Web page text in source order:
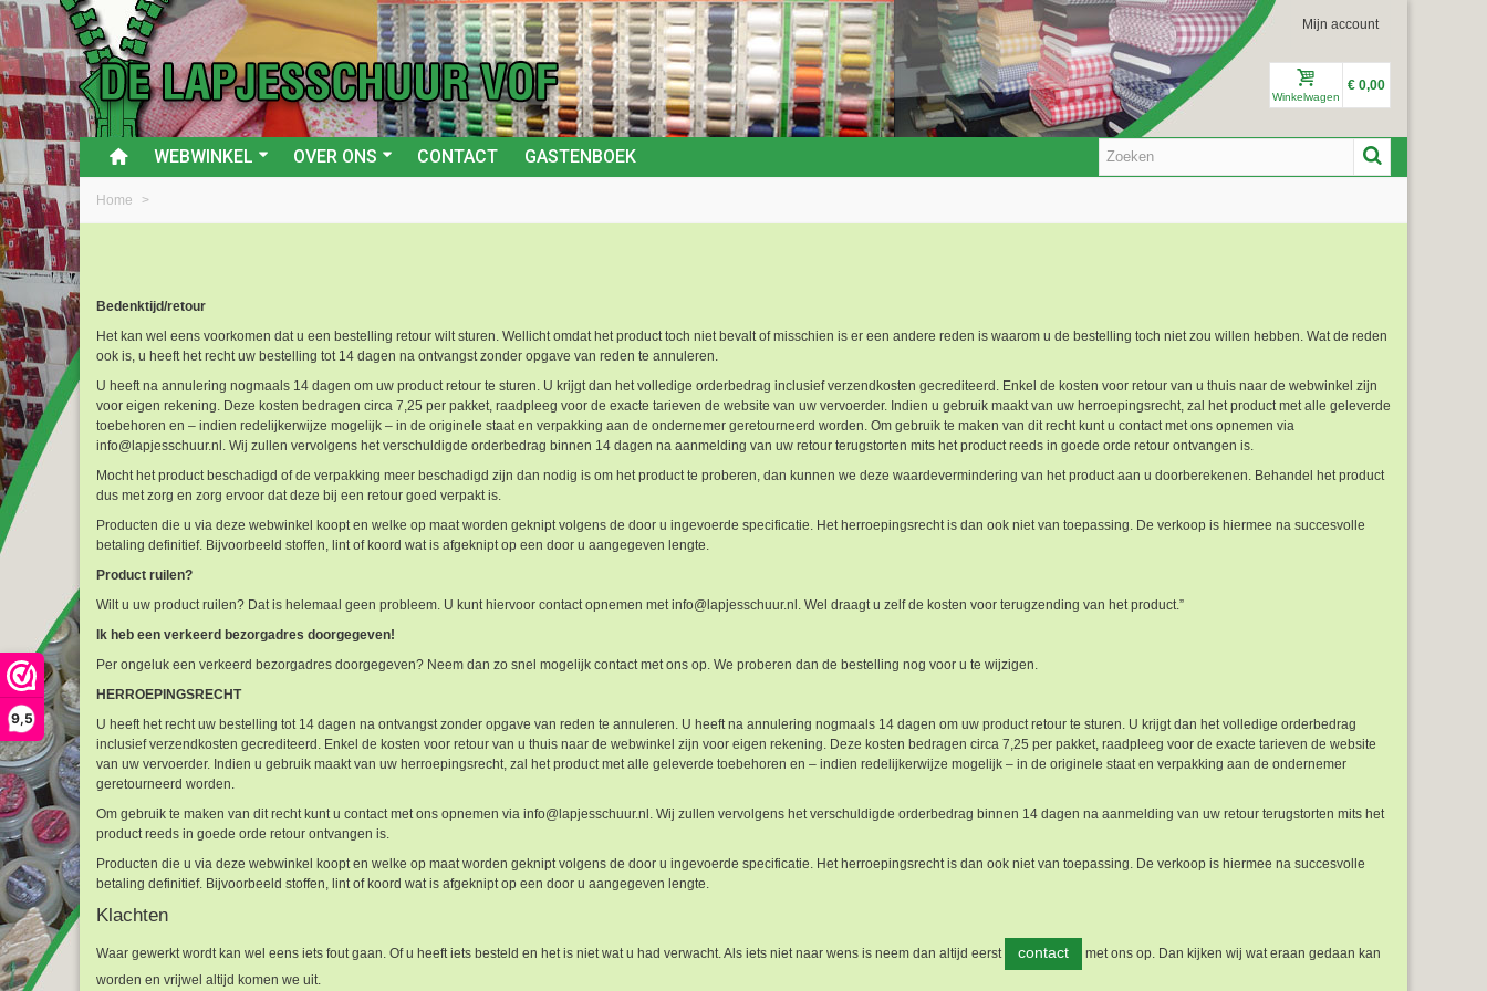
9,5
Mijn account
Winkelwagen
€ 0,00
WEBWINKEL OVER ONS CONTACT GASTENBOEK
Home >
Bedenktijd/retour
Het kan wel eens voorkomen dat u een bestelling retour wilt sturen. Wellicht omdat het product toch niet bevalt of misschien is er een andere reden is waarom u de bestelling toch niet zou willen hebben. Wat de reden
ook is, u heeft het recht uw bestelling tot 14 dagen na ontvangst zonder opgave van reden te annuleren.
U heeft na annulering nogmaals 14 dagen om uw product retour te sturen. U krijgt dan het volledige orderbedrag inclusief verzendkosten gecrediteerd. Enkel de kosten voor retour van u thuis naar de webwinkel zijn
voor eigen rekening. Deze kosten bedragen circa 7,25 per pakket, raadpleeg voor de exacte tarieven de website van uw vervoerder. Indien u gebruik maakt van uw herroepingsrecht, zal het product met alle geleverde
toebehoren en – indien redelijkerwijze mogelijk – in de originele staat en verpakking aan de ondernemer geretourneerd worden. Om gebruik te maken van dit recht kunt u contact met ons opnemen via
info@lapjesschuur.nl. Wij zullen vervolgens het verschuldigde orderbedrag binnen 14 dagen na aanmelding van uw retour terugstorten mits het product reeds in goede orde retour ontvangen is.
Mocht het product beschadigd of de verpakking meer beschadigd zijn dan nodig is om het product te proberen, dan kunnen we deze waardevermindering van het product aan u doorberekenen. Behandel het product
dus met zorg en zorg ervoor dat deze bij een retour goed verpakt is.
Producten die u via deze webwinkel koopt en welke op maat worden geknipt volgens de door u ingevoerde specificatie. Het herroepingsrecht is dan ook niet van toepassing. De verkoop is hiermee na succesvolle
betaling definitief. Bijvoorbeeld stoffen, lint of koord wat is afgeknipt op een door u aangegeven lengte.
Product ruilen?
Wilt u uw product ruilen? Dat is helemaal geen probleem. U kunt hiervoor contact opnemen met info@lapjesschuur.nl. Wel draagt u zelf de kosten voor terugzending van het product.”
Ik heb een verkeerd bezorgadres doorgegeven!
Per ongeluk een verkeerd bezorgadres doorgegeven? Neem dan zo snel mogelijk contact met ons op. We proberen dan de bestelling nog voor u te wijzigen.
HERROEPINGSRECHT
U heeft het recht uw bestelling tot 14 dagen na ontvangst zonder opgave van reden te annuleren. U heeft na annulering nogmaals 14 dagen om uw product retour te sturen. U krijgt dan het volledige orderbedrag
inclusief verzendkosten gecrediteerd. Enkel de kosten voor retour van u thuis naar de webwinkel zijn voor eigen rekening. Deze kosten bedragen circa 7,25 per pakket, raadpleeg voor de exacte tarieven de website
van uw vervoerder. Indien u gebruik maakt van uw herroepingsrecht, zal het product met alle geleverde toebehoren en – indien redelijkerwijze mogelijk – in de originele staat en verpakking aan de ondernemer
geretourneerd worden.
Om gebruik te maken van dit recht kunt u contact met ons opnemen via info@lapjesschuur.nl. Wij zullen vervolgens het verschuldigde orderbedrag binnen 14 dagen na aanmelding van uw retour terugstorten mits het
product reeds in goede orde retour ontvangen is.
Producten die u via deze webwinkel koopt en welke op maat worden geknipt volgens de door u ingevoerde specificatie. Het herroepingsrecht is dan ook niet van toepassing. De verkoop is hiermee na succesvolle
betaling definitief. Bijvoorbeeld stoffen, lint of koord wat is afgeknipt op een door u aangegeven lengte.
Klachten
Waar gewerkt wordt kan wel eens iets fout gaan. Of u heeft iets besteld en het is niet wat u had verwacht. Als iets niet naar wens is neem dan altijd eerst contact
met ons op. Dan kijken wij wat eraan gedaan kan
worden en vrijwel altijd komen we uit.